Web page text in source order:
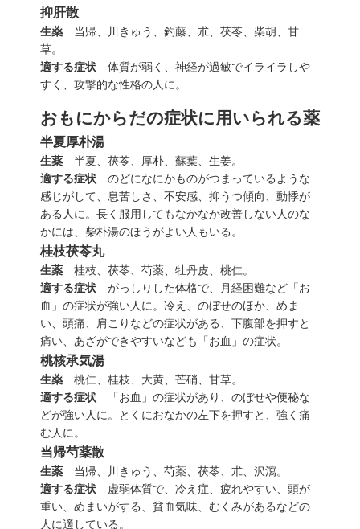
抑肝散
生薬 当帰、川きゅう、釣藤、朮、茯苓、柴胡、甘
草。
適する症状 体質が弱く、神経が過敏でイライラしや
すく、攻撃的な性格の人に。
おもにからだの症状に用いられる薬
半夏厚朴湯
生薬 半夏、茯苓、厚朴、蘇葉、生姜。
適する症状 のどになにかものがつまっているような
感じがして、息苦しさ、不安感、抑うつ傾向、動悸が
ある人に。長く服用してもなかなか改善しない人のな
かには、柴朴湯のほうがよい人もいる。
桂枝茯苓丸
生薬 桂枝、茯苓、芍薬、牡丹皮、桃仁。
適する症状 がっしりした体格で、月経困難など「お
血」の症状が強い人に。冷え、のぼせのほか、めま
い、頭痛、肩こりなどの症状がある、下腹部を押すと
痛い、あざができやすいなども「お血」の症状。
桃核承気湯
生薬 桃仁、桂枝、大黄、芒硝、甘草。
適する症状 「お血」の症状があり、のぼせや便秘な
どが強い人に。とくにおなかの左下を押すと、強く痛
む人に。
当帰芍薬散
生薬 当帰、川 きゅう
、芍薬、茯苓、朮、沢瀉。
適する症状 虚弱体質で、冷え症、疲れやすい、頭が
重い、めまいがする、貧血気味、むくみがあるなどの
人に適している。